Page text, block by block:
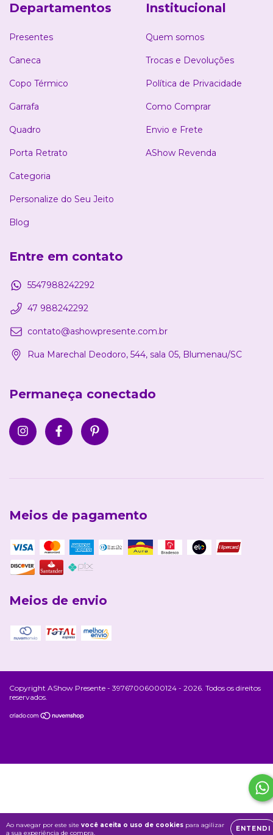
Ao navegar por este site você aceita o uso de cookies para agilizar
a sua experiência de compra.
ENTENDI
Departamentos
Presentes
Caneca
Copo Térmico
Garrafa
Quadro
Porta Retrato
Categoria
Personalize do Seu Jeito
Blog
Institucional
Quem somos
Trocas e Devoluções
Política de Privacidade
Como Comprar
Envio e Frete
AShow Revenda
Entre em contato
5547988242292
47 988242292
contato@ashowpresente.com.br
Rua Marechal Deodoro, 544, sala 05, Blumenau/SC
Permaneça conectado
Meios de pagamento
Meios de envio
Copyright AShow Presente - 39767006000124 - 2026. Todos os direitos
reservados.